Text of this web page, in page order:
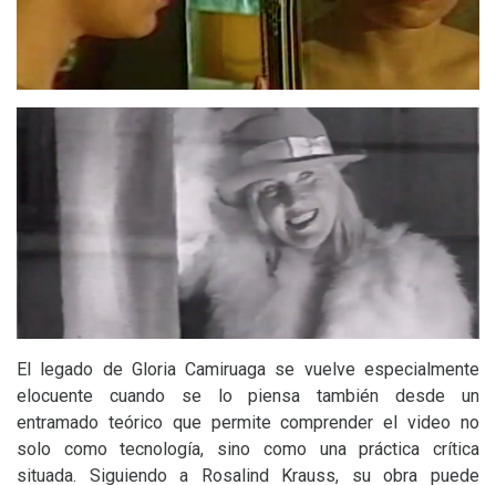
El legado de Gloria Camiruaga se vuelve especialmente
elocuente cuando se lo piensa también desde un
entramado teórico que permite comprender el video no
solo como tecnología, sino como una práctica crítica
situada. Siguiendo a Rosalind Krauss, su obra puede